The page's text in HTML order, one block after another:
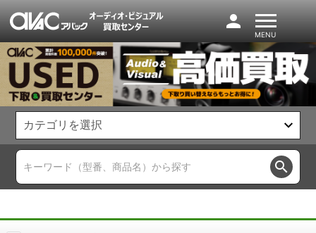
person
MENU
search